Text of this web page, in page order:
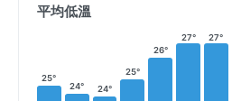
平均低溫
25°
24° 24°
25°
26°
27° 27°